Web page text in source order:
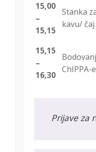
15,00
–
15,15
Stanka
kavu/ čaj
15,15
–
16,30
ChIPPA-e
Prijave za